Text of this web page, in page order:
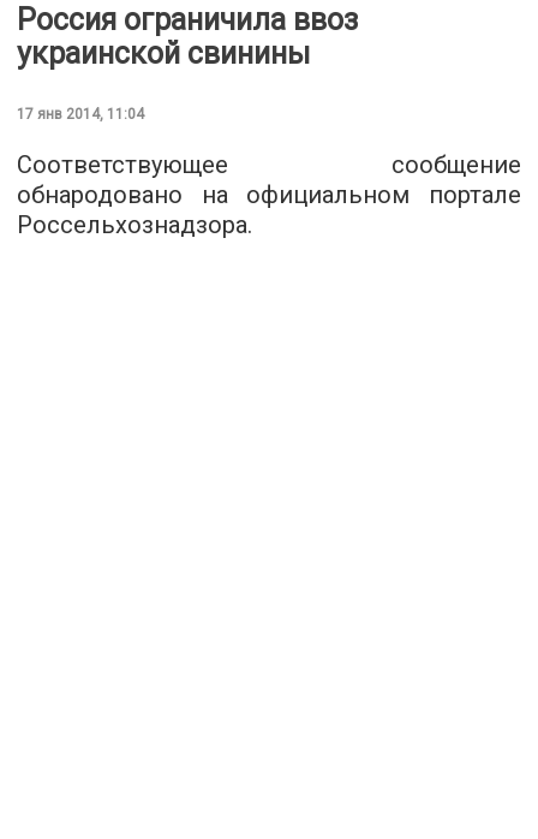
Россия ограничила ввоз
украинской свинины
17 янв 2014, 11:04
Соответствующее сообщение
обнародовано на официальном портале
Россельхознадзора.